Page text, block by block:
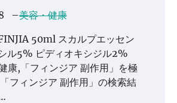
–美容・健康
50ml スカルプエッセン
ル5% ピディオキシジル2%
康,「フィンジア 副作用」を極
フィンジア 副作用」の検索結